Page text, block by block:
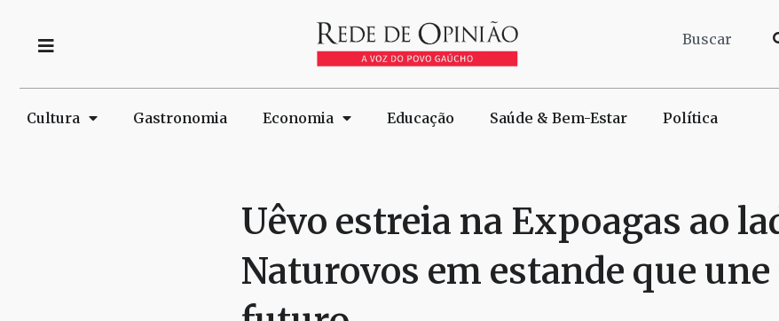
Cultura Gastronomia Economia Educação Saúde & Bem-Estar Política
Uêvo estreia na Expoagas ao
Naturovos em estande que